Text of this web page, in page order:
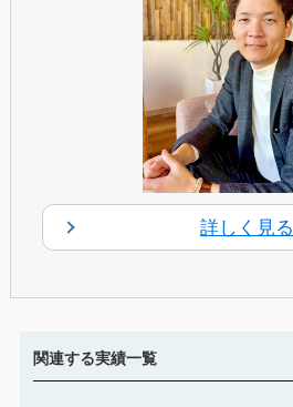
詳しく見る
関連する実績一覧